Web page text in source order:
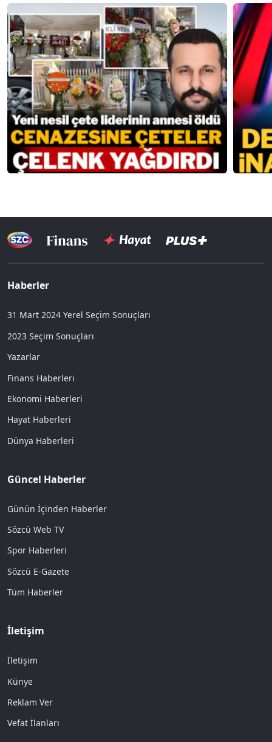
Haberler
31 Mart 2024 Yerel Seçim Sonuçları
2023 Seçim Sonuçları
Yazarlar
Finans Haberleri
Ekonomi Haberleri
Hayat Haberleri
Dünya Haberleri
Güncel Haberler
Günün İçinden Haberler
Sözcü Web TV
Spor Haberleri
Sözcü E-Gazete
Tüm Haberler
İletişim
İletişim
Künye
Reklam Ver
Vefat İlanları